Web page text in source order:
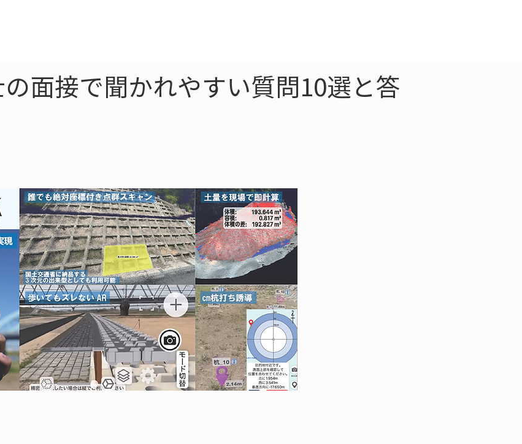
面接で聞かれやすい質問10選と答